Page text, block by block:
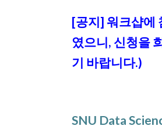
[공지] 워크샵에
였으니, 신청을
기 바랍니다.)
SNU Data